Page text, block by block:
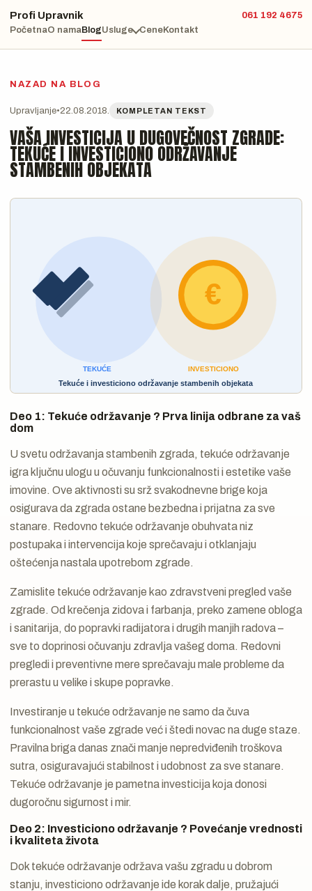
Profi Upravnik
PočetnaO namaBlogUsluge CeneKontakt
061 192 4675
NAZAD NA BLOG
Upravljanje•22.08.2018. KOMPLETAN TEKST
VAŠA INVESTICIJA U DUGOVEČNOST ZGRADE:
TEKUĆE I INVESTICIONO ODRŽAVANJE
STAMBENIH OBJEKATA
Deo 1: Tekuće održavanje ? Prva linija odbrane za vaš
dom
U svetu održavanja stambenih zgrada, tekuće održavanje
igra ključnu ulogu u očuvanju funkcionalnosti i estetike vaše
imovine. Ove aktivnosti su srž svakodnevne brige koja
osigurava da zgrada ostane bezbedna i prijatna za sve
stanare. Redovno tekuće održavanje obuhvata niz
postupaka i intervencija koje sprečavaju i otklanjaju
oštećenja nastala upotrebom zgrade.
Zamislite tekuće održavanje kao zdravstveni pregled vaše
zgrade. Od krečenja zidova i farbanja, preko zamene obloga
i sanitarija, do popravki radijatora i drugih manjih radova –
sve to doprinosi očuvanju zdravlja vašeg doma. Redovni
pregledi i preventivne mere sprečavaju male probleme da
prerastu u velike i skupe popravke.
Investiranje u tekuće održavanje ne samo da čuva
funkcionalnost vaše zgrade već i štedi novac na duge staze.
Pravilna briga danas znači manje nepredviđenih troškova
sutra, osiguravajući stabilnost i udobnost za sve stanare.
Tekuće održavanje je pametna investicija koja donosi
dugoročnu sigurnost i mir.
Deo 2: Investiciono održavanje ? Povećanje vrednosti
i kvaliteta života
Dok tekuće održavanje održava vašu zgradu u dobrom
stanju, investiciono održavanje ide korak dalje, pružajući